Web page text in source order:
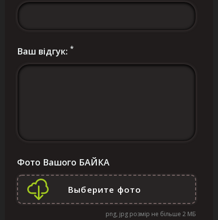
Ваш відгук: *
Фото Вашого БАЙКА
png, jpg розмір не більше 2 МБ